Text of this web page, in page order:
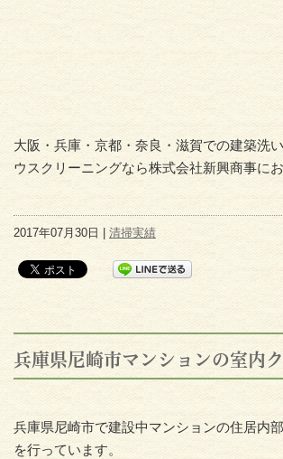
大阪・兵庫・京都・奈良・滋賀での建築洗
ウスクリーニングなら株式会社新興商事に
2017年07月30日 | 清掃実績
兵庫県尼崎市マンションの室内
兵庫県尼崎市で建設中マンションの住居内
を行っています。